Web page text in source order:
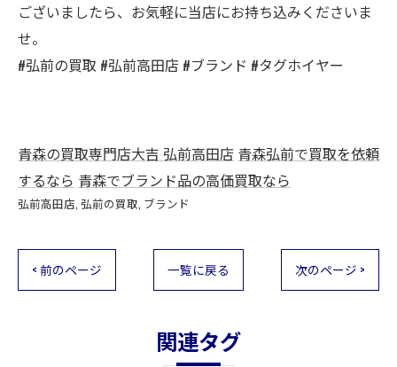
ございましたら、お気軽に当店にお持ち込みくださいま
せ。
#弘前の買取 #弘前高田店 #ブランド #タグホイヤー
青森の買取専門店大吉 弘前高田店 青森弘前で買取を依頼
するなら 青森でブランド品の高価買取なら
弘前高田店 弘前の買取 ブランド
< 前のページ 一覧に戻る 次のページ >
関連タグ